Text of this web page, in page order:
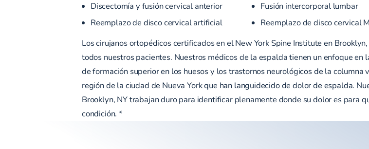
Discectomía y fusión cervical anterior
Reemplazo de disco cervical artificial
Fusión intercorporal lumbar
Reemplazo de disco cervical
Los cirujanos ortopédicos certificados en el New York Spine Institute en
todos nuestros pacientes. Nuestros médicos de la espalda tienen un enfoque
de formación superior en los huesos y los trastornos neurológicos de la
región de la ciudad de Nueva York que han languidecido de dolor de espalda.
Brooklyn, NY trabajan duro para identificar plenamente donde su dolor es para
condición. *